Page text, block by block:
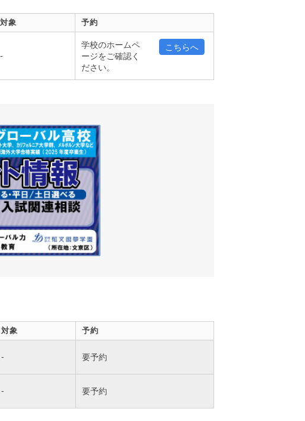
対象 予約
-
学校のホームペ
ージをご確認く
ださい。
こちらへ
対象 予約
- 要予約
- 要予約